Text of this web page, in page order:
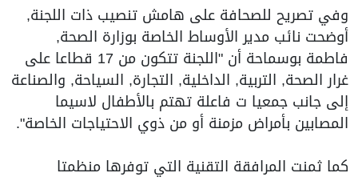
وفي تصريح للصحافة على هامش تنصيب ذات اللجنة,
أوضحت نائب مدير الأوساط الخاصة بوزارة الصحة,
فاطمة بوسماحة أن "اللجنة تتكون من 17 قطاعا على
غرار الصحة, التربية, الداخلية, التجارة, السياحة, والصناعة
إلى جانب جمعيا ت فاعلة تهتم بالأطفال لاسيما
المصابين بأمراض مزمنة أو من ذوي الاحتياجات الخاصة".
كما ثمنت المرافقة التقنية التي توفرها منظمتا